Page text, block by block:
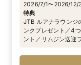
2026/7/1〜2026/12/
特典
JTB ルアナラウンジ
ンクプレゼント／4
ント／リムジン送迎